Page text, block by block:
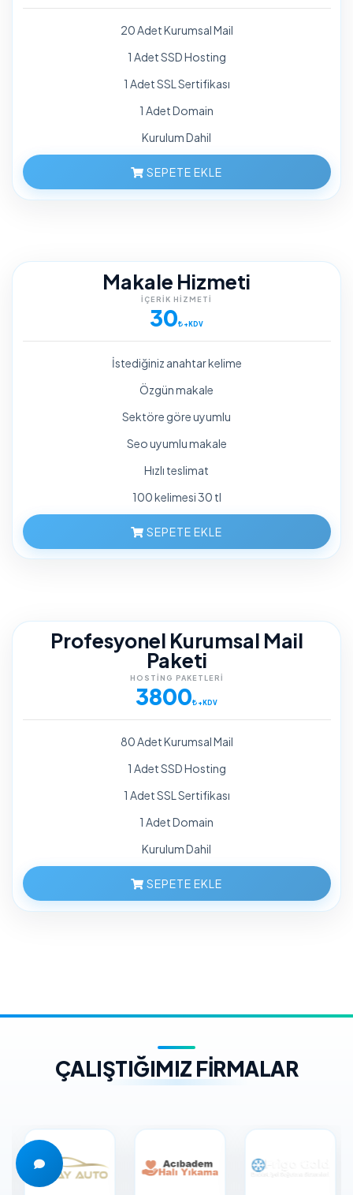
20 Adet Kurumsal Mail
1 Adet SSD Hosting
1 Adet SSL Sertifikası
1 Adet Domain
Kurulum Dahil
SEPETE EKLE
Makale Hizmeti
İÇERIK HIZMETI
30 +KDV
İstediğiniz anahtar kelime
Özgün makale
Sektöre göre uyumlu
Seo uyumlu makale
Hızlı teslimat
100 kelimesi 30 tl
SEPETE EKLE
Profesyonel Kurumsal Mail
Paketi
HOSTING PAKETLERI
3800 +KDV
80 Adet Kurumsal Mail
1 Adet SSD Hosting
1 Adet SSL Sertifikası
1 Adet Domain
Kurulum Dahil
SEPETE EKLE
ÇALIŞTIĞIMIZ FİRMALAR